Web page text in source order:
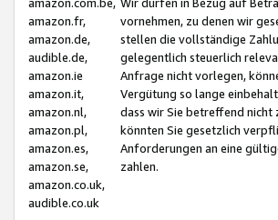
amazon.fr,
amazon.de,
audible.de,
amazon.ie
amazon.it,
amazon.nl,
amazon.pl,
amazon.es,
amazon.se,
amazon.co.uk,
audible.co.uk
vornehmen, zu denen wir
stellen die vollständige
gelegentlich steuerlich
Anfrage nicht vorlegen,
Vergütung so lange
dass wir Sie betreffend nicht
könnten Sie gesetzlich
Anforderungen an eine
zahlen.